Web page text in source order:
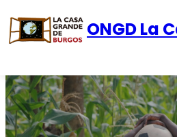
al
contenido
ONGD La